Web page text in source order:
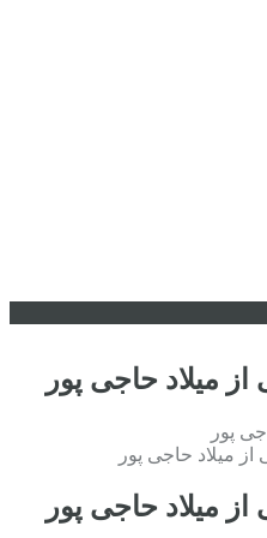
میلاد حاجی پور
پور
میلاد حاجی پور
میلاد حاجی پور